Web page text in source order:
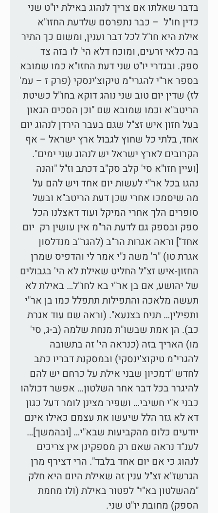
בדבר שאלתו אם צריך לנהוג באילת יו"ט שני
כדין חו"ל – כבר נתפרסם שלדעת החזו"א
אילת היא חו"ל לכל דבר וענין, ומשום כך התיר
בה כלאי זרעים, ומוכח דלא הי' לו בזה צד
ספק. ובגדרי יו"ט שני דעת החזו"א כמו שמובא
בספר אר"י להגרי"מ טיקוצ'ינסקי (פרק ז – עמ'
לז) שדין יום טוב שני נוהג דוקא בחו"ל כשיטת
הריטב"א וכמו שמובא שם "וכן הסכים הגאון
בעל חזון איש זצ"ל שגם בעבר הירדן לנהוג יום
אחד, בלתי כל שחוץ לגבול ארץ ישראל – אף
הקרובים לארץ ישראל יש לנהוג שני ימים".
[ועיין חזו"א סי' קלב סק"ב דכתב וז"ל "והנה
נהגו בכל אר"י לעשות יום אחד ויש להם על
מה שיסמכו אחרי שכן דעת הריטב"א ובשל
סופרים הלך אחרי המיקל ועוד דאצלנו הכל
ספק ובספק גם לדעת הר"מ אין עושין רק יום
אחד"] וראה אגרות הר"ב (להגר"ב מנדלסון
אגרת טו) "ר' משה נ"י אמר לי והדפיס שמרן
החזון-איש זצ"ל החליט שאילת לא הי' בגבולים
של יהושע, אם בן אר"י בא לחו"ל… באילת לא
תעשה מלאכה והתפילות תתפלל כמו בן אר"י
ותפילין… תניח בצנעא". (וראה שם עוד אגרת
כב). הן אמת שבשו"ת מנחת שלמה (ב-ג, סי'
מו) האריך בזה (כנראה הי' זה בתשובה
להגרי"מ טיקוצ'ינסקי) ובמסקנת דבריו כתב
לחדש "דמכיון שבני אילת על כרחם יש להם
להיגרר בכל דבר אחר השלטון… אפשר דכולהו
כבני א"י חשיבי… ושפיר מצינן לומר דעל כגון
דא לא גזר הלל שיעשו את עצמם כאילו אינם
יודעים כלום מהקביעות שבא"י… [ובהמשך]…
לענ"ד נראה שאם רק מספקינן אין צריכים
לנהוג כי אם יום אחד בלבד". הרי דצירף מרן
הגרשז"א זצ"ל ענין זה שאילת היום היא חלק
"מהשלטון בא"י" לפטור באילת (ולו מחמת
הספק) מחובת יו"ט שני.